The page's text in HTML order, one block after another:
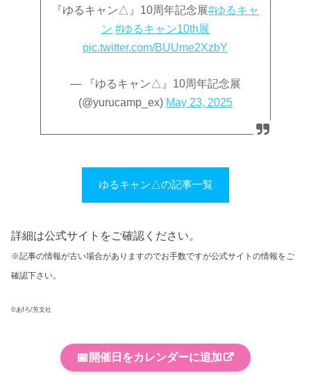
『ゆるキャン△』10周年記念展#ゆるキャ
ン #ゆるキャン10th展
pic.twitter.com/BUUme2XzbY
— 『ゆるキャン△』10周年記念展
(@yurucamp_ex) May 23, 2025
ゆるキャン△の記事一覧
詳細は公式サイトをご確認ください。
※記事の情報が古い場合がありますのでお手数ですが公式サイトの情報をご
確認下さい。
©あfろ/芳文社
📅 開催日をカレンダーに追加